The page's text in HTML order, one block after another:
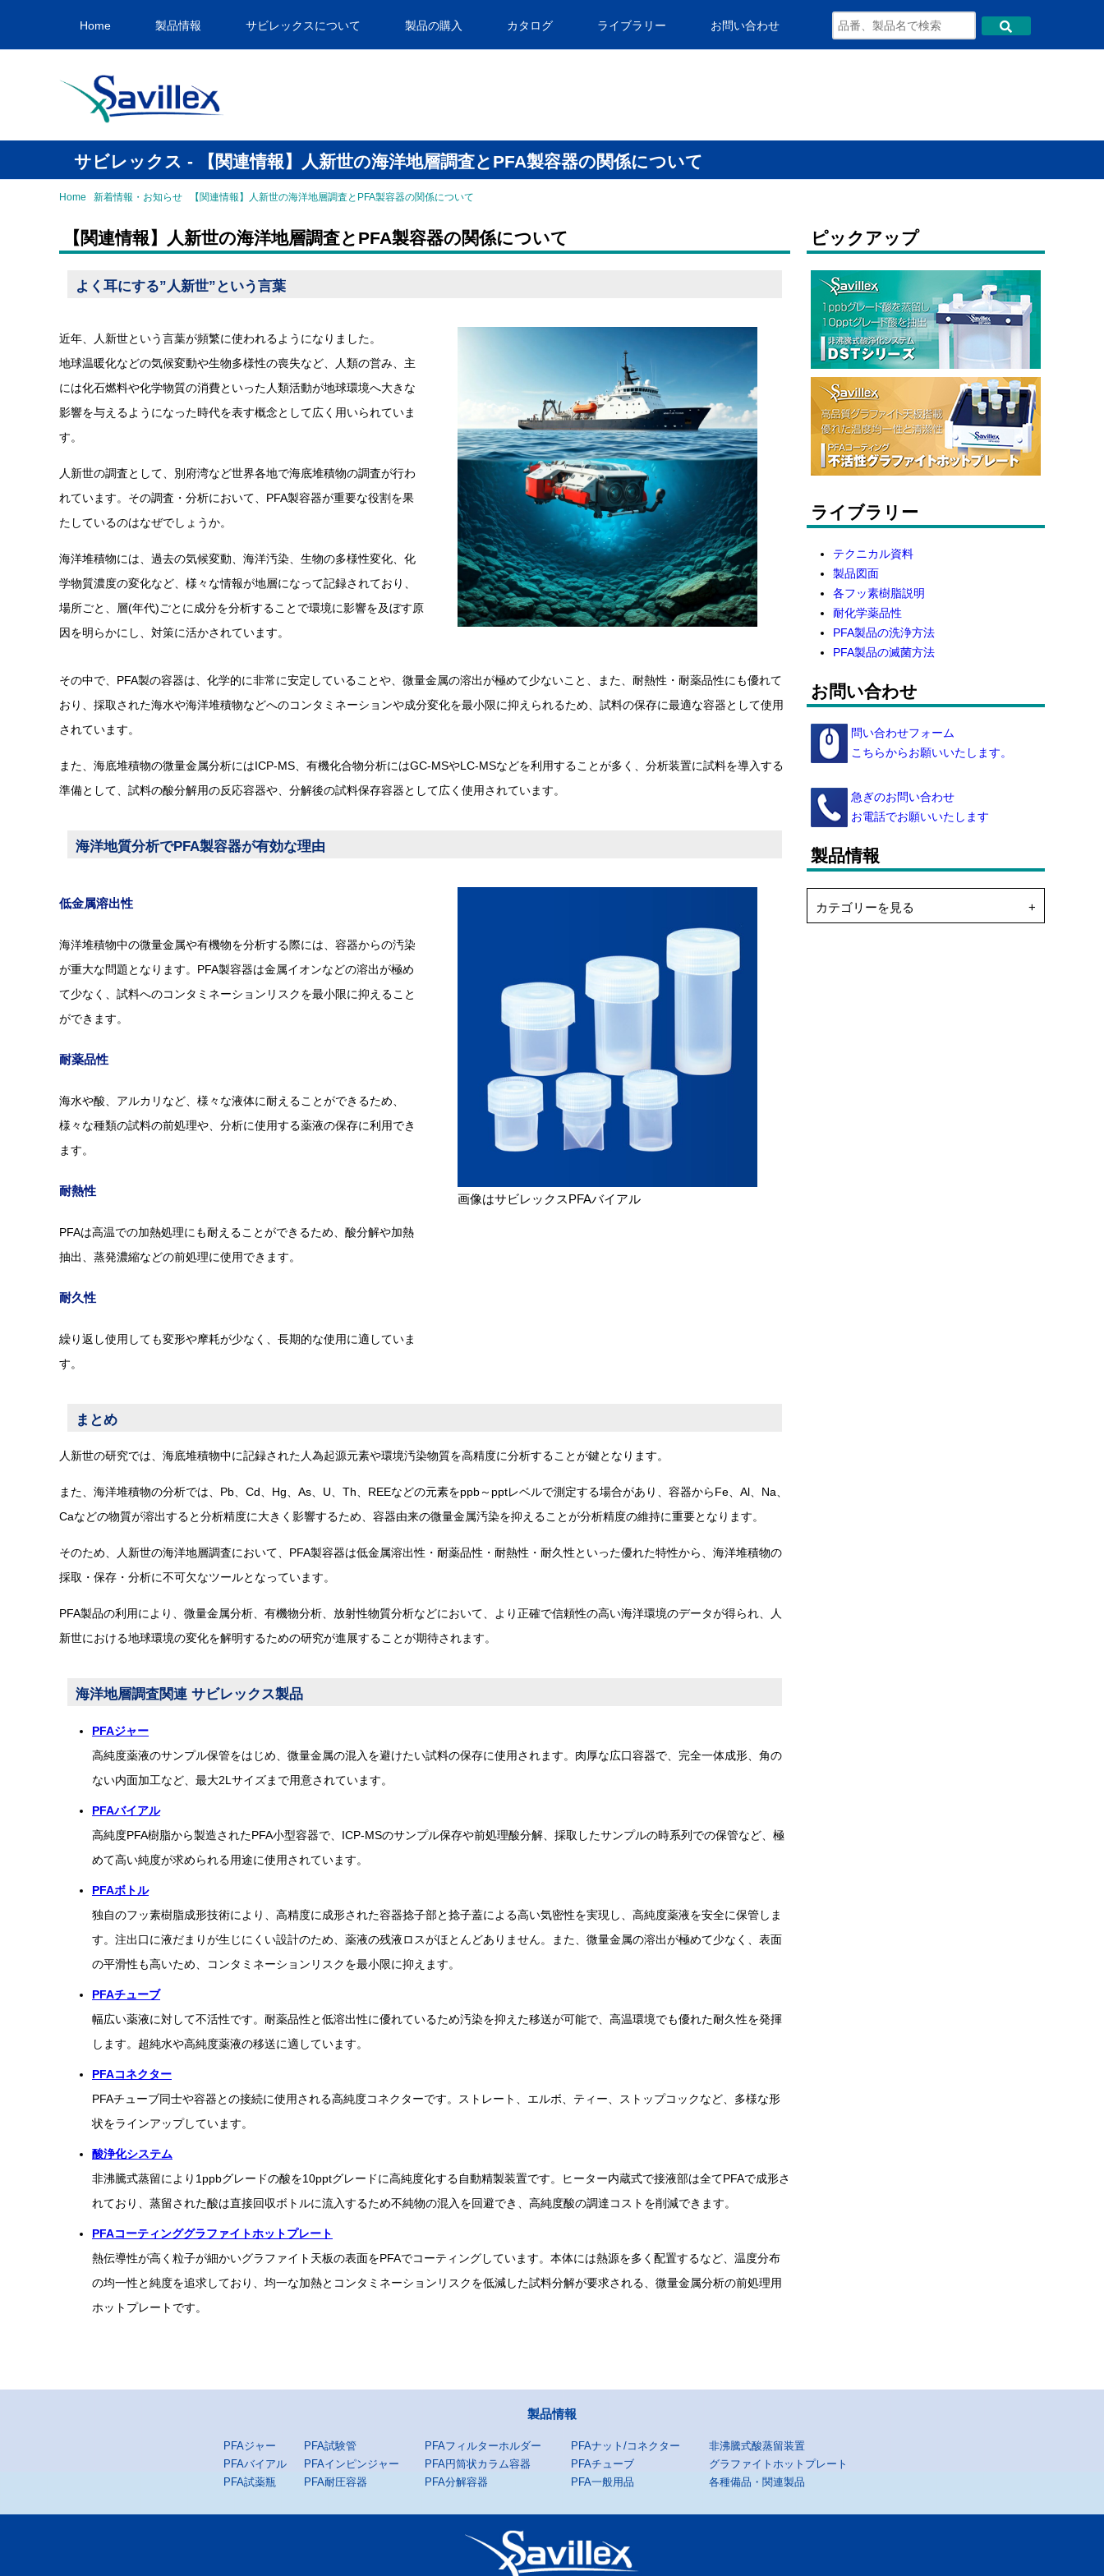
Home 製品情報 サビレックスについて 製品の購入 カタログ ライブラリー お問い合わせ
サビレックス - 【関連情報】人新世の海洋地層調査とPFA製容器の関係について
Home 新着情報・お知らせ 【関連情報】人新世の海洋地層調査とPFA製容器の関係について
【関連情報】人新世の海洋地層調査とPFA製容器の関係について
よく耳にする”人新世”という言葉
近年、人新世という言葉が頻繁に使われるようになりました。
地球温暖化などの気候変動や生物多様性の喪失など、人類の営み、主
には化石燃料や化学物質の消費といった人類活動が地球環境へ大きな
影響を与えるようになった時代を表す概念として広く用いられていま
す。
人新世の調査として、別府湾など世界各地で海底堆積物の調査が行わ
れています。その調査・分析において、PFA製容器が重要な役割を果
たしているのはなぜでしょうか。
海洋堆積物には、過去の気候変動、海洋汚染、生物の多様性変化、化
学物質濃度の変化など、様々な情報が地層になって記録されており、
場所ごと、層(年代)ごとに成分を分析することで環境に影響を及ぼす原
因を明らかにし、対策に活かされています。
その中で、PFA製の容器は、化学的に非常に安定していることや、微量金属の溶出が極めて少ないこと、また、耐熱性・耐薬品性にも優れて
おり、採取された海水や海洋堆積物などへのコンタミネーションや成分変化を最小限に抑えられるため、試料の保存に最適な容器として使用
されています。
また、海底堆積物の微量金属分析にはICP-MS、有機化合物分析にはGC-MSやLC-MSなどを利用することが多く、分析装置に試料を導入する
準備として、試料の酸分解用の反応容器や、分解後の試料保存容器として広く使用されています。
海洋地質分析でPFA製容器が有効な理由
低金属溶出性
海洋堆積物中の微量金属や有機物を分析する際には、容器からの汚染
が重大な問題となります。PFA製容器は金属イオンなどの溶出が極め
て少なく、試料へのコンタミネーションリスクを最小限に抑えること
ができます。
耐薬品性
海水や酸、アルカリなど、様々な液体に耐えることができるため、
様々な種類の試料の前処理や、分析に使用する薬液の保存に利用でき
ます。
耐熱性
PFAは高温での加熱処理にも耐えることができるため、酸分解や加熱
抽出、蒸発濃縮などの前処理に使用できます。
耐久性
繰り返し使用しても変形や摩耗が少なく、長期的な使用に適していま
す。
画像はサビレックスPFAバイアル
まとめ
人新世の研究では、海底堆積物中に記録された人為起源元素や環境汚染物質を高精度に分析することが鍵となります。
また、海洋堆積物の分析では、Pb、Cd、Hg、As、U、Th、REEなどの元素をppb～pptレベルで測定する場合があり、容器からFe、Al、Na、
Caなどの物質が溶出すると分析精度に大きく影響するため、容器由来の微量金属汚染を抑えることが分析精度の維持に重要となります。
そのため、人新世の海洋地層調査において、PFA製容器は低金属溶出性・耐薬品性・耐熱性・耐久性といった優れた特性から、海洋堆積物の
採取・保存・分析に不可欠なツールとなっています。
PFA製品の利用により、微量金属分析、有機物分析、放射性物質分析などにおいて、より正確で信頼性の高い海洋環境のデータが得られ、人
新世における地球環境の変化を解明するための研究が進展することが期待されます。
海洋地層調査関連 サビレックス製品
PFAジャー
高純度薬液のサンプル保管をはじめ、微量金属の混入を避けたい試料の保存に使用されます。肉厚な広口容器で、完全一体成形、角の
ない内面加工など、最大2Lサイズまで用意されています。
PFAバイアル
高純度PFA樹脂から製造されたPFA小型容器で、ICP-MSのサンプル保存や前処理酸分解、採取したサンプルの時系列での保管など、極
めて高い純度が求められる用途に使用されています。
PFAボトル
独自のフッ素樹脂成形技術により、高精度に成形された容器捻子部と捻子蓋による高い気密性を実現し、高純度薬液を安全に保管しま
す。注出口に液だまりが生じにくい設計のため、薬液の残液ロスがほとんどありません。また、微量金属の溶出が極めて少なく、表面
の平滑性も高いため、コンタミネーションリスクを最小限に抑えます。
PFAチューブ
幅広い薬液に対して不活性です。耐薬品性と低溶出性に優れているため汚染を抑えた移送が可能で、高温環境でも優れた耐久性を発揮
します。超純水や高純度薬液の移送に適しています。
PFAコネクター
PFAチューブ同士や容器との接続に使用される高純度コネクターです。ストレート、エルボ、ティー、ストップコックなど、多様な形
状をラインアップしています。
酸浄化システム
非沸騰式蒸留により1ppbグレードの酸を10pptグレードに高純度化する自動精製装置です。ヒーター内蔵式で接液部は全てPFAで成形さ
れており、蒸留された酸は直接回収ボトルに流入するため不純物の混入を回避でき、高純度酸の調達コストを削減できます。
PFAコーティンググラファイトホットプレート
熱伝導性が高く粒子が細かいグラファイト天板の表面をPFAでコーティングしています。本体には熱源を多く配置するなど、温度分布
の均一性と純度を追求しており、均一な加熱とコンタミネーションリスクを低減した試料分解が要求される、微量金属分析の前処理用
ホットプレートです。
ピックアップ
ライブラリー
テクニカル資料
製品図面
各フッ素樹脂説明
耐化学薬品性
PFA製品の洗浄方法
PFA製品の滅菌方法
お問い合わせ
問い合わせフォーム
こちらからお願いいたします。
急ぎのお問い合わせ
お電話でお願いいたします
製品情報
カテゴリーを見る
製品情報
PFAジャー
PFAバイアル
PFA試薬瓶
PFA試験管
PFAインピンジャー
PFA耐圧容器
PFAフィルターホルダー
PFA円筒状カラム容器
PFA分解容器
PFAナット/コネクター
PFAチューブ
PFA一般用品
非沸騰式酸蒸留装置
グラファイトホットプレート
各種備品・関連製品